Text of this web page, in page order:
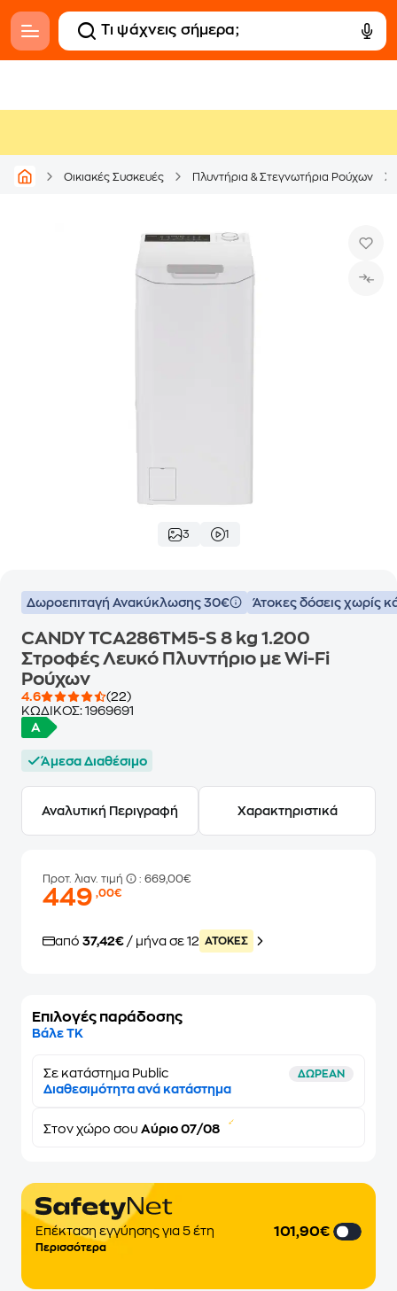
Οικιακές Συσκευές Πλυντήρια & Στεγνωτήρια Ρούχων
3 1
Δωροεπιταγή Ανακύκλωσης 30€ Άτοκες δόσεις χωρίς
CANDY TCA286TM5-S 8 kg 1.200
Στροφές Λευκό Πλυντήριο με Wi-Fi
Ρούχων
4.6
(22)
ΚΩΔΙΚΟΣ: 1969691
Άμεσα Διαθέσιμο
Αναλυτική Περιγραφή Χαρακτηριστικά
Προτ. λιαν. τιμή : 669,00€
449,00€
από 37,42€ / μήνα σε 12 ATOKEΣ
Επιλογές παράδοσης
Βάλε ΤΚ
Σε κατάστημα Public ΔΩΡΕΑΝ
Διαθεσιμότητα ανά κατάστημα
Στον χώρο σου Αύριο 07/08
Επέκταση εγγύησης για 5 έτη
Περισσότερα
101,90€